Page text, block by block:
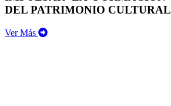
DEL PATRIMONIO CULTURAL
Ver Más